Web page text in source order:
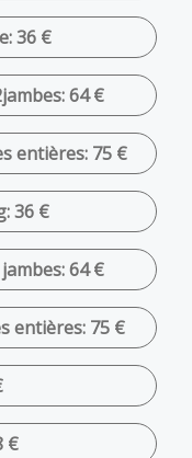
36 €
64 €
entières: 75 €
36 €
64 €
entières: 75 €
€